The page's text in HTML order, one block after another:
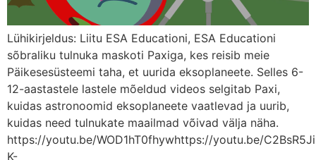
Lühikirjeldus: Liitu ESA Educationi, ESA Educationi
sõbraliku tulnuka maskoti Paxiga, kes reisib meie
Päikesesüsteemi taha, et uurida eksoplaneete. Selles 6-
12-aastastele lastele mõeldud videos selgitab Paxi,
kuidas astronoomid eksoplaneete vaatlevad ja uurib,
kuidas need tulnukate maailmad võivad välja näha.
https://youtu.be/WOD1hT0fhywhttps://youtu.be/
K-